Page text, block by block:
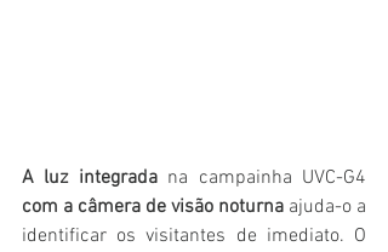
A luz integrada
com a câmera de visão noturna ajuda-o a
identificar os visitantes de imediato. O